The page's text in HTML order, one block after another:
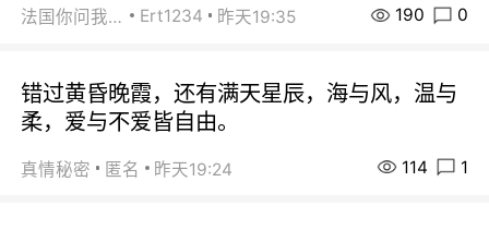
法国你问我答 Ert1234 昨天19:35 190 0
错过黄昏晚霞，还有满天星辰，海与风，温与
柔，爱与不爱皆自由。
真情秘密 匿名 昨天19:24 114 1